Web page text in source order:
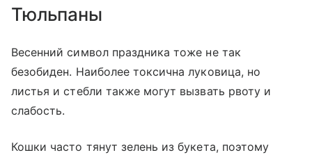
Тюльпаны
Весенний символ праздника тоже не так
безобиден. Наиболее токсична луковица, но
листья и стебли также могут вызвать рвоту и
слабость.
Кошки часто тянут зелень из букета, поэтому